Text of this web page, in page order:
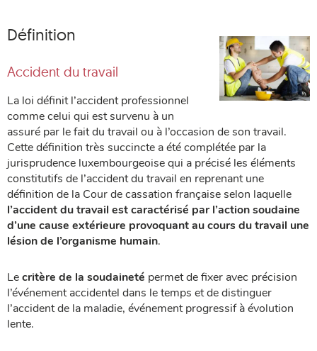
Définition
Accident du travail
La loi définit l’accident professionnel
comme celui qui est survenu à un
assuré par le fait du travail ou à l’occasion de son travail.
Cette définition très succincte a été complétée par la
jurisprudence luxembourgeoise qui a précisé les éléments
constitutifs de l’accident du travail en reprenant une
définition de la Cour de cassation française selon laquelle
l’accident du travail est caractérisé par l’action soudaine
d’une cause extérieure provoquant au cours du travail une
lésion de l’organisme humain.
Lecritère de la soudaineté permet de fixer avec précision
l’événement accidentel dans le temps et de distinguer
l’accident de la maladie, événement progressif à évolution
lente.